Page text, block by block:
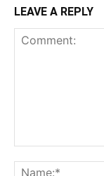
LEAVE A REPLY